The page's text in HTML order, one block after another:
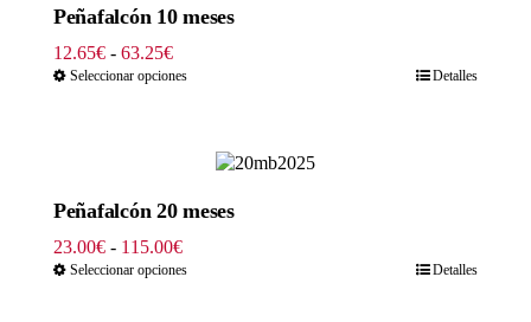
Peñafalcón 10 meses
12.65€ - 63.25€Rango
de
Seleccionar opciones Detalles
Peñafalcón 20 meses
23.00€ - 115.00€Rango
de
Seleccionar opciones Detalles